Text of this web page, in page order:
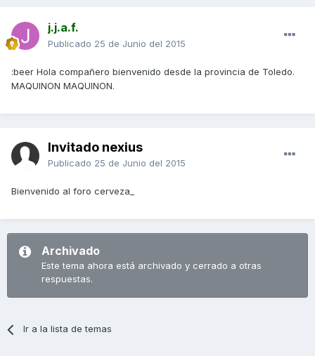
j.j.a.f.
Publicado 25 de Junio del 2015
:beer Hola compañero bienvenido desde la provincia de Toledo.
MAQUINON MAQUINON.
Invitado nexius
Publicado 25 de Junio del 2015
Bienvenido al foro cerveza_
Archivado
Este tema ahora está archivado y cerrado a otras
respuestas.
Ir a la lista de temas